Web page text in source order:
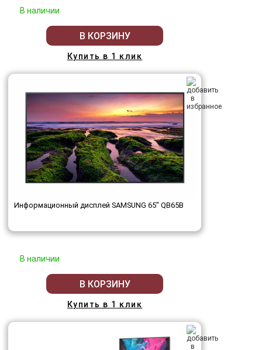
В наличии
В КОРЗИНУ
Купить в 1 клик
Информационный дисплей SAMSUNG 65" QB65B
В наличии
В КОРЗИНУ
Купить в 1 клик